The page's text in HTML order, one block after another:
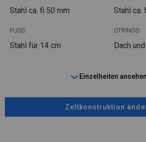
Stahl ca. fi 50 mm Stahl ca.
FUSS
Stahl für 14 cm
STRINGS
Dach
Einzelheiten ansehen
Zeltkonstruktion